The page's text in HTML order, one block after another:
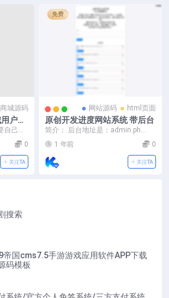
商城源码
户可
发
自己修
个跳转
0
关注TA
免费
网站源码 html页面
原创开发进度网站系统 带后台
简介： 后台地址是：admin.ph
p 后台没有账号密码 这个没有数
据库 ...
1 年前 0
关注TA
搜索
帝国cms7.5手游游戏应用软件APP下载
码模板